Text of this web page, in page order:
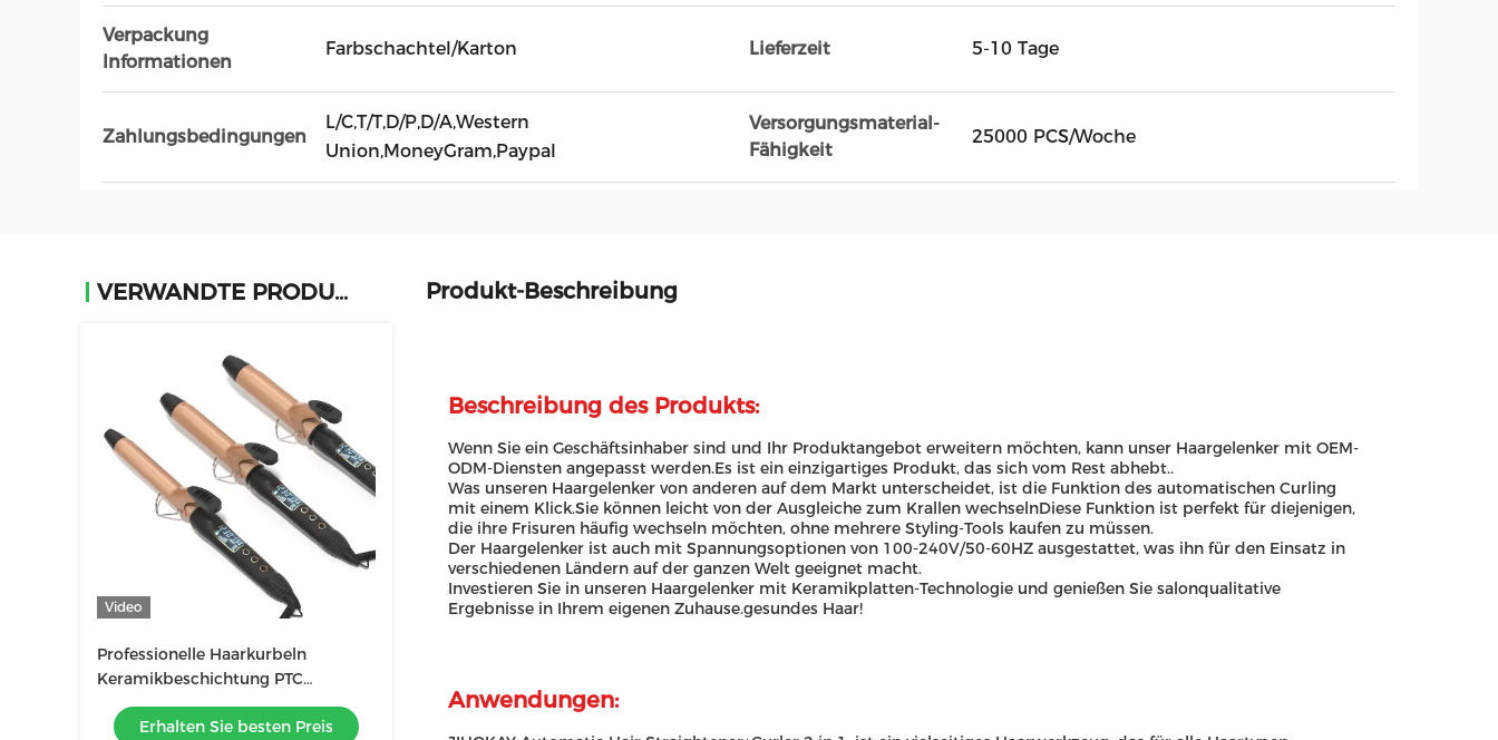
Verpackung
Informationen
Farbschachtel/Karton Lieferzeit 5-10 Tage
Zahlungsbedingungen
L/C,T/T,D/P,D/A,Western
Union,MoneyGram,Paypal
Versorgungsmaterial-
Fähigkeit
25000 PCS/Woche
VERWANDTE PRODUKTE
Video
Professionelle Haarkurbeln
Keramikbeschichtung PTC
elektrische Heizung Portable
25mm 32mm 38mm
Erhalten Sie besten Preis
Produkt-Beschreibung
Beschreibung des Produkts:
Wenn Sie ein Geschäftsinhaber sind und Ihr Produktangebot erweitern möchten, kann unser Haargelenker mit OEM-
ODM-Diensten angepasst werden.Es ist ein einzigartiges Produkt, das sich vom Rest abhebt..
Was unseren Haargelenker von anderen auf dem Markt unterscheidet, ist die Funktion des automatischen Curling
mit einem Klick.Sie können leicht von der Ausgleiche zum Krallen wechselnDiese Funktion ist perfekt für diejenigen,
die ihre Frisuren häufig wechseln möchten, ohne mehrere Styling-Tools kaufen zu müssen.
Der Haargelenker ist auch mit Spannungsoptionen von 100-240V/50-60HZ ausgestattet, was ihn für den Einsatz in
verschiedenen Ländern auf der ganzen Welt geeignet macht.
Investieren Sie in unseren Haargelenker mit Keramikplatten-Technologie und genießen Sie salonqualitative
Ergebnisse in Ihrem eigenen Zuhause.gesundes Haar!
Anwendungen: